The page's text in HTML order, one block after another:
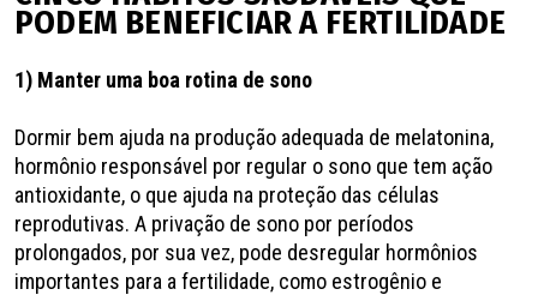
PODEM BENEFICIAR A FERTILIDADE
1) Manter uma boa rotina de sono
Dormir bem ajuda na produção adequada de melatonina,
hormônio responsável por regular o sono que tem ação
antioxidante, o que ajuda na proteção das células
reprodutivas. A privação de sono por períodos
prolongados, por sua vez, pode desregular hormônios
importantes para a fertilidade, como estrogênio e